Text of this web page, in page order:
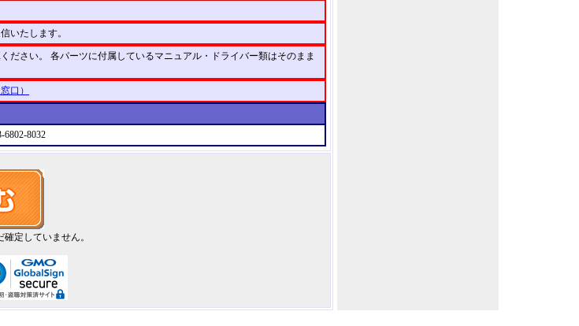
いたします。
さい。 各パーツに付属しているマニュアル・ドライバー類はそのまま
口）
8032
定していません。